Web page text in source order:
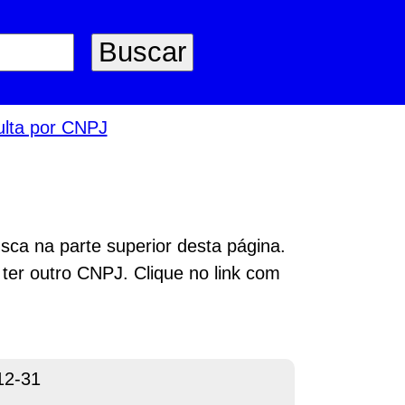
por CNPJ
na parte superior desta página.
outro CNPJ. Clique no link com
31